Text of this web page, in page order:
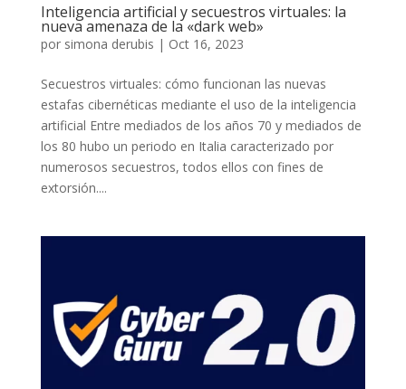
Inteligencia artificial y secuestros virtuales: la
nueva amenaza de la «dark web»
por simona derubis | Oct 16, 2023
Secuestros virtuales: cómo funcionan las nuevas
estafas cibernéticas mediante el uso de la inteligencia
artificial Entre mediados de los años 70 y mediados de
los 80 hubo un periodo en Italia caracterizado por
numerosos secuestros, todos ellos con fines de
extorsión....